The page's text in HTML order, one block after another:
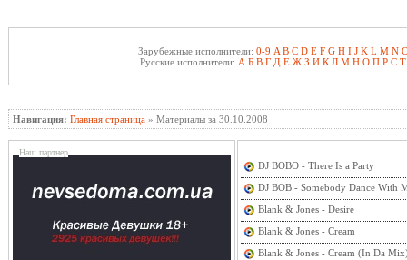
Зарубежные исполнители: 0-9 A B C D E F G H I J K L M N
Русские исполнители: А Б В Г Д Е Ж З И К Л М Н О П Р С Т
Навигация: Главная страница » Материалы за 30.10.2008
Наш партнер
DJ BOBO - There Is a Party
DJ BOB - Somebody Dance With
Blank & Jones - Desire
Blank & Jones - Cream
Blank & Jones - Cream (In Da